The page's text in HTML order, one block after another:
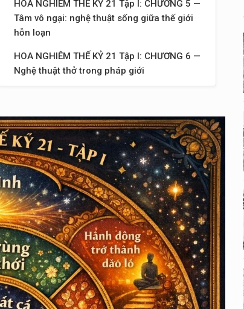
HOA NGHIÊM THẾ KỶ 21 Tập I: CHƯƠNG 5 —
Tâm vô ngại: nghệ thuật sống giữa thế giới
hỗn loạn
HOA NGHIÊM THẾ KỶ 21 Tập I: CHƯƠNG 6 —
Nghệ thuật thở trong pháp giới
hạn
HOA NGHIÊM THẾ KỶ 21 Tập I: CHƯƠNG 8 —
Nghệ thuật nhìn bằng mắt pháp giới
HOA NGHIÊM THẾ KỶ 21 Tập I: CHƯƠNG 9 —
Khi ngôn ngữ trở thành ánh sáng
HOA NGHIÊM THẾ KỶ 21 Tập I: CHƯƠNG 10
— Khi hành động trở thành đạo lộ
HOA NGHIÊM THẾ KỶ 21 Tập I: CHƯƠNG 11
— Khi im lặng trở thành một pháp môn
HOA NGHIÊM THẾ KỶ 21 Tập I: CHƯƠNG 12